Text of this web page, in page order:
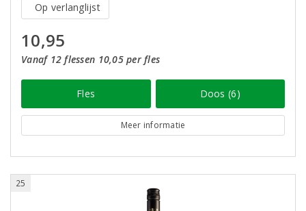
Op verlanglijst
10,95
Vanaf 12 flessen 10,05 per fles
Fles Doos (6)
Meer informatie
25